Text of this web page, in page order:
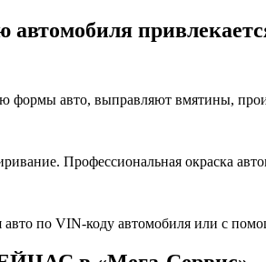
автомобиля
формы авто, выправляют вмятины,
Профессиональная окраска
по VIN-коду автомобиля или с